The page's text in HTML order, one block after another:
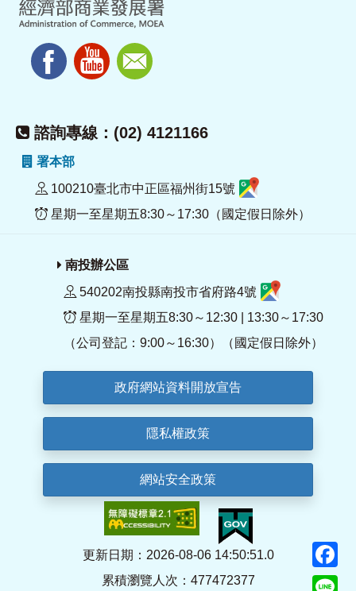
諮詢專線：(02) 4121166
署本部
100210臺北市中正區福州街15號
星期一至星期五8:30～17:30（國定假日除外）
南投辦公區
540202南投縣南投市省府路4號
星期一至星期五8:30～12:30 | 13:30～17:30
（公司登記：9:00～16:30）（國定假日除外）
政府網站資料開放宣告
隱私權政策
網站安全政策
更新日期：2026-08-06 14:50:51.0
累積瀏覽人次：477472377